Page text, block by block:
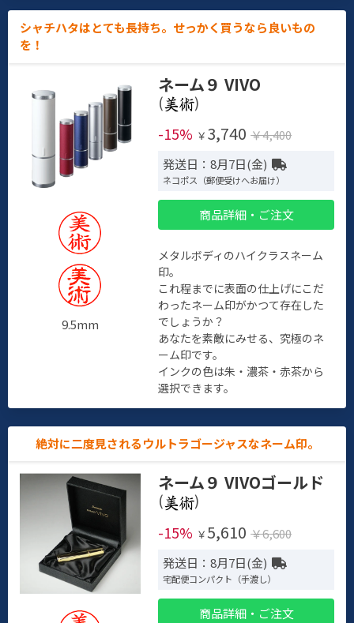
シャチハタはとても長持ち。せっかく買うなら良いもの
を！
9.5mm
ネーム９ VIVO
(
)
-15% ￥ 3,740 ￥4,400
発送日：8月7日(金)
ネコポス（郵便受けへお届け）
商品詳細・ご注文
メタルボディのハイクラスネーム
印。
これ程までに表面の仕上げにこだ
わったネーム印がかつて存在した
でしょうか？
あなたを素敵にみせる、究極のネ
ーム印です。
インクの色は朱・濃茶・赤茶から
選択できます。
絶対に二度見されるウルトラゴージャスなネーム印。
ネーム９ VIVOゴールド
(
)
-15% ￥ 5,610 ￥6,600
発送日：8月7日(金)
宅配便コンパクト（手渡し）
商品詳細・ご注文